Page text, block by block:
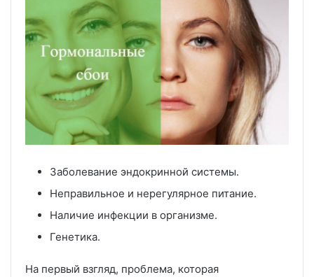
Заболевание эндокринной системы.
Неправильное и нерегулярное питание.
Наличие инфекции в организме.
Генетика.
На первый взгляд, проблема, которая